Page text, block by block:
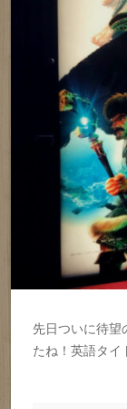
先日ついに待望
たね！英語タ